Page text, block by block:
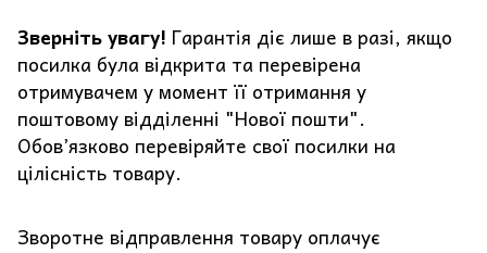
Зверніть увагу! Гарантія діє лише в разі, якщо
посилка була відкрита та перевірена
отримувачем у момент її отримання у
поштовому відділенні "Нової пошти".
Обов’язково перевіряйте свої посилки на
цілісність товару.
Зворотне відправлення товару оплачує